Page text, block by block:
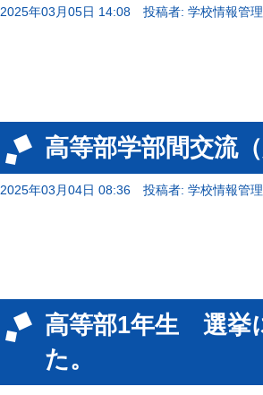
2025年03月05日 14:08 投稿者: 学校情報管
高等部学部間交流
2025年03月04日 08:36 投稿者: 学校情報管
高等部1年生 選挙
た。